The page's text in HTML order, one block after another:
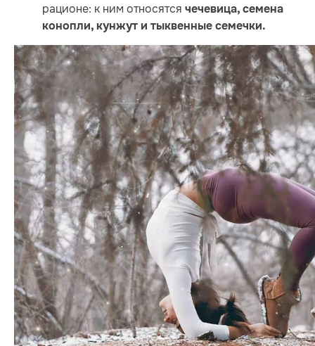
рационе: к ним относятся чечевица, семена
конопли, кунжут и тыквенные семечки.